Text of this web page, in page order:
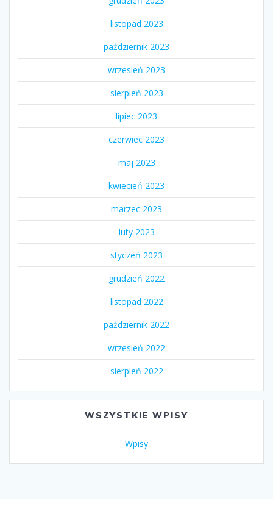
listopad 2023
październik 2023
wrzesień 2023
sierpień 2023
lipiec 2023
czerwiec 2023
maj 2023
kwiecień 2023
marzec 2023
luty 2023
styczeń 2023
grudzień 2022
listopad 2022
październik 2022
wrzesień 2022
sierpień 2022
WSZYSTKIE WPISY
Wpisy